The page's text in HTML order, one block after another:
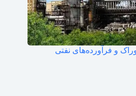
و فرآورده‌های نفتی